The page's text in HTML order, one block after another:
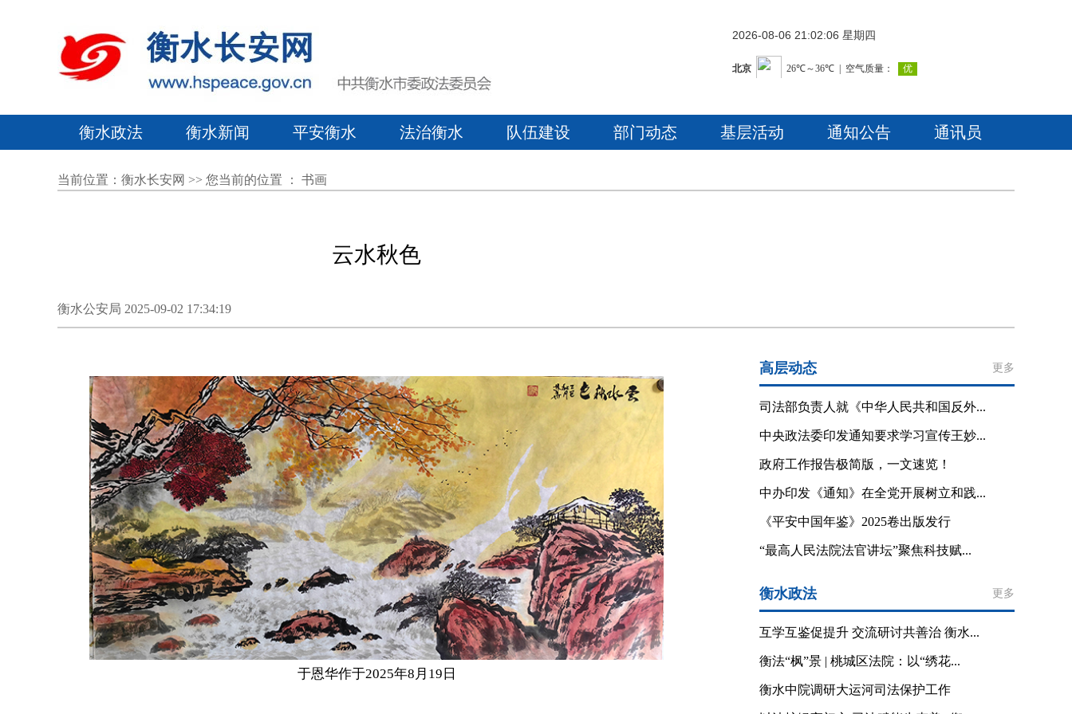
2026-08-06 21:02:07 星期四
衡水政法 衡水新闻 平安衡水 法治衡水 队伍建设 部门动态 基层活动 通知公告 通讯员
当前位置： 衡水长安网 >> 您当前的位置 ： 书画
云水秋色
衡水公安局 2025-09-02 17:34:19
于恩华作于2025年8月19日
高层动态 更多
司法部负责人就《中华人民共和国反外...
中央政法委印发通知要求学习宣传王妙...
政府工作报告极简版，一文速览！
中办印发《通知》在全党开展树立和践...
《平安中国年鉴》2025卷出版发行
“最高人民法院法官讲坛”聚焦科技赋...
衡水政法 更多
互学互鉴促提升 交流研讨共善治 衡水...
衡法“枫”景 | 桃城区法院：以“绣花...
衡水中院调研大运河司法保护工作